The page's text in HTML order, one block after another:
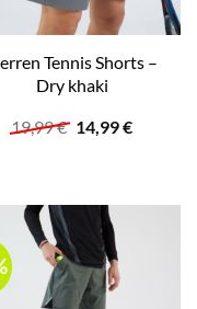
Tennis Shorts –
Dry khaki
19,99€ Ursprünglicher
Preis
14,99€